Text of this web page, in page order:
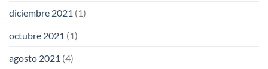
diciembre 2021 (1)
octubre 2021 (1)
agosto 2021 (4)